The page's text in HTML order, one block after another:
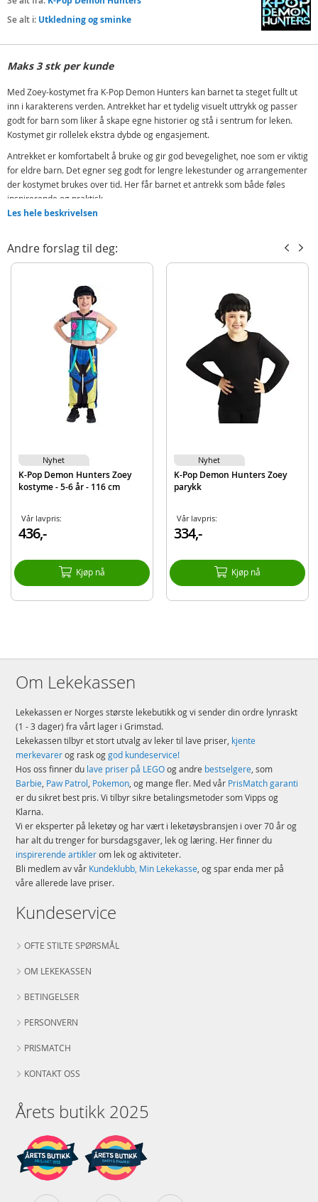
Se alt i: Utkledning og sminke
Maks 3 stk per kunde
Med Zoey-kostymet fra K-Pop Demon Hunters kan barnet ta steget fullt ut
inn i karakterens verden. Antrekket har et tydelig visuelt uttrykk og passer
godt for barn som liker å skape egne historier og stå i sentrum for leken.
Kostymet gir rollelek ekstra dybde og engasjement.
Antrekket er komfortabelt å bruke og gir god bevegelighet, noe som er viktig
for eldre barn. Det egner seg godt for lengre lekestunder og arrangementer
der kostymet brukes over tid. Her får barnet et antrekk som både føles
inspirerende og praktisk.
Zoey kostyme er ideelt til karneval, temafester, forestillinger og rollelek
utfoldelse og utkledning.
Inneholder:
Alder: 11-12 år
Størrelse: ca. 142-154 cm
Merk: For et komplett uttrykk kan kostymet kombineres med parykk som
selges separat. Størrelse og alder er veiledende.
Merke K-Pop Demon Hunters
Les hele beskrivelsen
Andre forslag til deg:
K-Pop Demon Hunters Zoey
kostyme - 5-6 år - 116 cm
Vår lavpris:
436,-
Kjøp nå
Nyhet
K-Pop Demon Hunters Zoey
parykk
Vår lavpris:
334,-
Kjøp nå
Nyhet
Om Lekekassen
Lekekassen er Norges største lekebutikk og vi sender din ordre lynraskt
(1 - 3 dager) fra vårt lager i Grimstad.
Lekekassen tilbyr et stort utvalg av leker til lave priser, kjente
merkevarerog rask oggod kundeservice!
Hos oss finner du lave priser på LEGOog andre bestselgere, som
Barbie, Paw Patrol, Pokemon, og mange fler. Med vår PrisMatch garanti
er du sikret best pris. Vi tilbyr sikre betalingsmetoder som Vipps og
Klarna.
Vi er eksperter på leketøy og har vært i leketøysbransjen i over 70 år og
har alt du trenger for bursdagsgaver, lek og læring. Her finner du
inspirerende artiklerom lek og aktiviteter.
Bli medlem av vår Kundeklubb, Min Lekekasse, og spar enda mer på
våre allerede lave priser.
Kundeservice
OFTE STILTE SPØRSMÅL
OM LEKEKASSEN
BETINGELSER
PERSONVERN
PRISMATCH
KONTAKT OSS
Årets butikk 2025